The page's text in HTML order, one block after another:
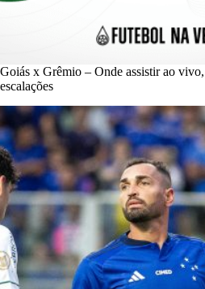
Goiás x Grêmio – Onde assistir ao
escalações